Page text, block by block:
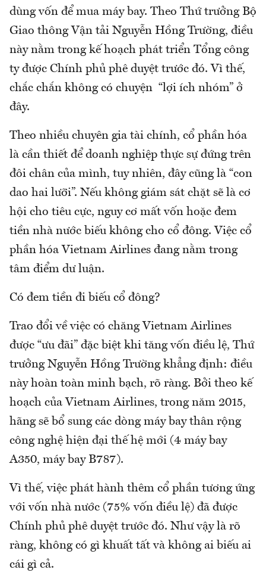
dùng vốn để mua máy bay. Theo Thứ trưởng Bộ
Giao thông Vận tải Nguyễn Hồng Trường, điều
này nằm trong kế hoạch phát triển Tổng công
ty được Chính phủ phê duyệt trước đó. Vì thế,
chắc chắn không có chuyện “lợi ích nhóm” ở
đây.
Theo nhiều chuyên gia tài chính, cổ phần hóa
là cần thiết để doanh nghiệp thực sự đứng trên
đôi chân của mình, tuy nhiên, đây cũng là “con
dao hai lưỡi”. Nếu không giám sát chặt sẽ là cơ
hội cho tiêu cực, nguy cơ mất vốn hoặc đem
tiền nhà nước biếu không cho cổ đông. Việc cổ
phần hóa Vietnam Airlines đang nằm trong
tâm điểm dư luận.
Có đem tiền đi biếu cổ đông?
Trao đổi về việc có chăng Vietnam Airlines
được “ưu đãi” đặc biệt khi tăng vốn điều lệ, Thứ
trưởng Nguyễn Hồng Trường khẳng định: điều
này hoàn toàn minh bạch, rõ ràng. Bởi theo kế
hoạch của Vietnam Airlines, trong năm 2015,
hãng sẽ bổ sung các dòng máy bay thân rộng
công nghệ hiện đại thế hệ mới (4 máy bay
A350, máy bay B787).
Vì thế, việc phát hành thêm cổ phần tương ứng
với vốn nhà nước (75% vốn điều lệ) đã được
Chính phủ phê duyệt trước đó. Như vậy là rõ
ràng, không có gì khuất tất và không ai biếu ai
cái gì cả.